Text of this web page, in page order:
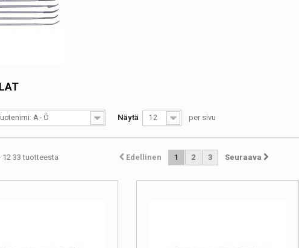
A - Ö Näytä 12 per sivu
Edellinen 1 2 3 Seuraava
12 33 tuotteesta